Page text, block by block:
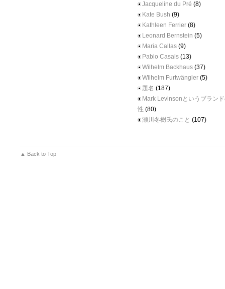
Jacqueline du Pré (8)
Kate Bush (9)
Kathleen Ferrier (8)
Leonard Bernstein (5)
Maria Callas (9)
Pablo Casals (13)
Wilhelm Backhaus (37)
Wilhelm Furtwängler (5)
題名 (187)
Mark Levinsonというブラン
性 (80)
瀬川冬樹氏のこと (107)
▲ Back to Top